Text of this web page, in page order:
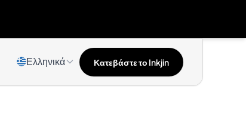
Ελληνικά Κατεβάστε το Inkjin